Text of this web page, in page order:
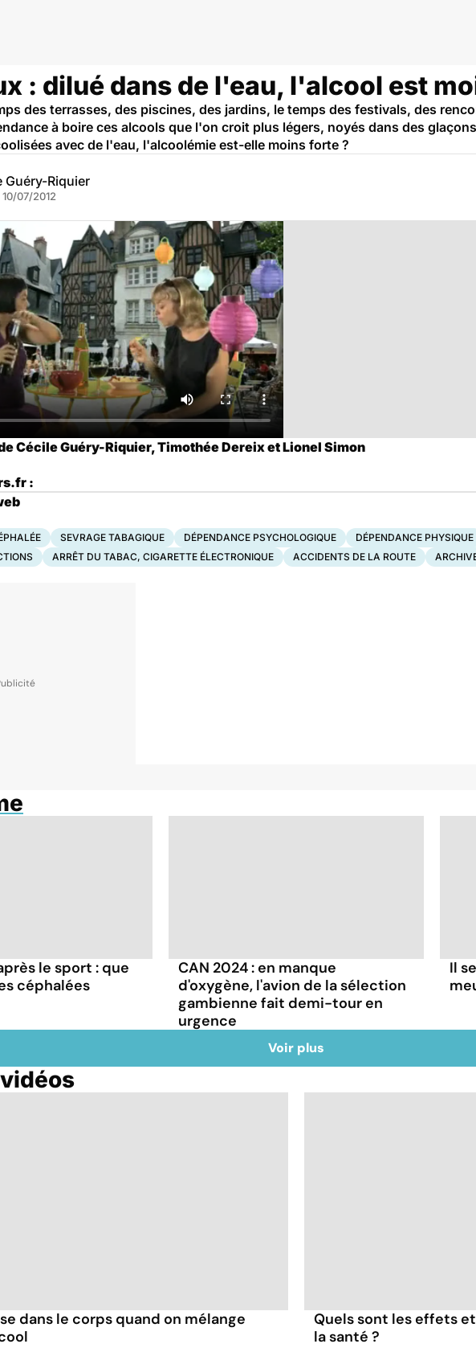
: dilué dans de l'eau, l'alcool est
des terrasses, des piscines, des jardins, le temps des festivals, des
à boire ces alcools que l'on croit plus légers, noyés dans des
avec de l'eau, l'alcoolémie est-elle moins forte ?
Guéry-Riquier
10/07/2012
Cécile Guéry-Riquier, Timothée Dereix et Lionel Simon
:
SEVRAGE TABAGIQUE DÉPENDANCE PSYCHOLOGIQUE DÉPENDANCE PHYSIQUE
ARRÊT DU TABAC, CIGARETTE ÉLECTRONIQUE ACCIDENTS DE LA ROUTE
le sport : que
céphalées
CAN 2024 : en manque
d'oxygène, l'avion de la sélection
gambienne fait demi-tour en
urgence
Il
Voir plus
dans le corps quand on mélange
Quels sont les effets
la santé ?